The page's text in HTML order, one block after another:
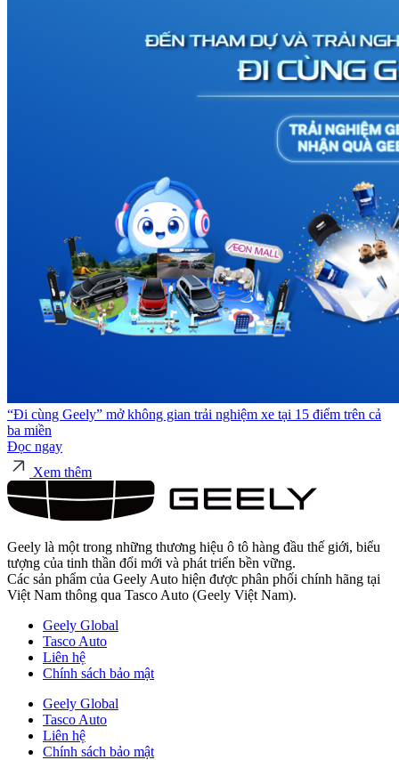
“Đi cùng Geely” mở không gian trải nghiệm xe tại 15 điểm trên cả
ba miền
Đọc ngay
Xem thêm
Geely là một trong những thương hiệu ô tô hàng đầu thế giới, biểu
tượng của tinh thần đổi mới và phát triển bền vững.
Các sản phẩm của Geely Auto hiện được phân phối chính hãng tại
Việt Nam thông qua Tasco Auto (Geely Việt Nam).
Geely Global
Tasco Auto
Liên hệ
Chính sách bảo mật
Geely Global
Tasco Auto
Liên hệ
Chính sách bảo mật